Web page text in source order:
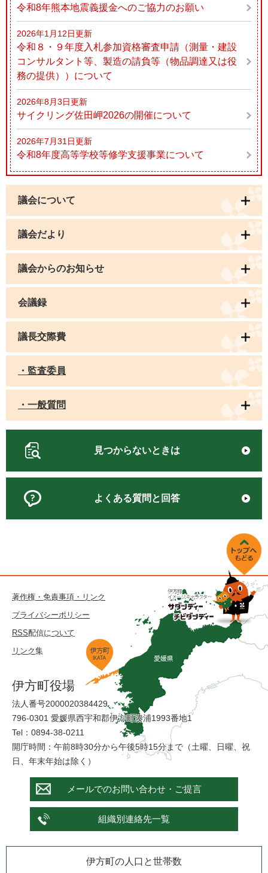
令和8年熊本地震義援金へのご協力のお願い
2026年1月12日更新
令和８・９年度入札参加資格審査申請（測量・建設
コンサルタント等、製造の請負等（物品調達又は役
務の提供））について
2026年8月3日更新
サイクリング佐田岬2026の開催について
2026年7月31日更新
令和8年度高等学校等修学支援事業について
議会について
議会だより
議会からのお知らせ
会議録
議長交際費
・監査委員
・一般質問
見つからないときは
よくある質問と回答
著作権・免責事項・リンク
プライバシーポリシー
RSS配信について
リンク集
伊方町役場
法人番号2000020384429
796-0301 愛媛県西宇和郡伊方町湊浦1993番地1
Tel：0894-38-0211
開庁時間：午前8時30分から午後5時15分まで（土曜、日曜、祝
日、年末年始は除く）
メールでのお問い合わせ・ご提言
組織別連絡先一覧
伊方町の人口と世帯数